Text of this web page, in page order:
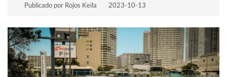
Publicado por Rojos Keila 2023-10-13